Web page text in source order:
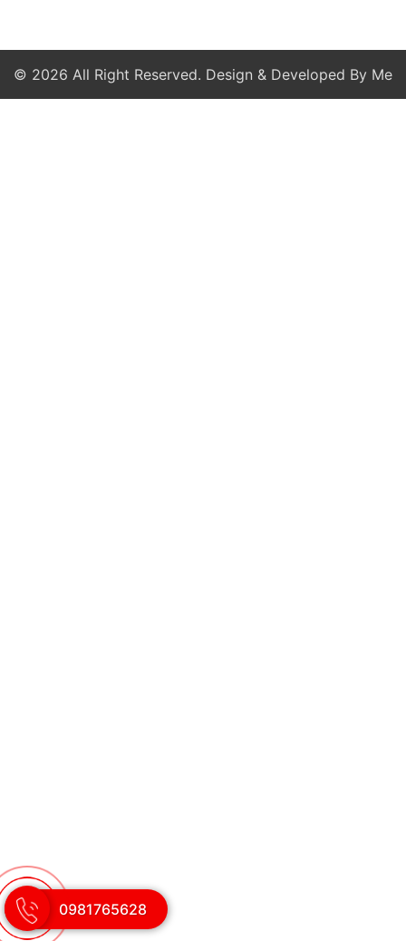
© 2026 All Right Reserved. Design & Developed By Me
0981765628